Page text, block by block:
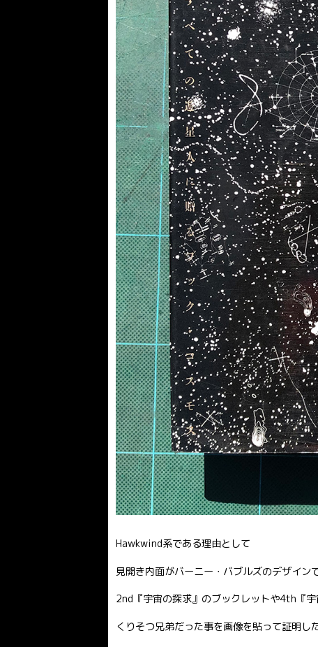
Hawkwind系である理由として
見開き内面がバーニー・バブルズのデザイン
2nd『宇宙の探求』のブックレットや4th『
くりそつ兄弟だった事を画像を貼って証明し